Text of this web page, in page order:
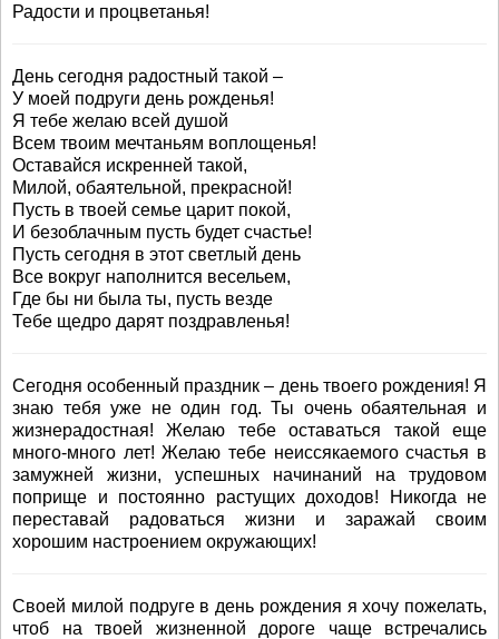
Радости и процветанья!
День сегодня радостный такой –
У моей подруги день рожденья!
Я тебе желаю всей душой
Всем твоим мечтаньям воплощенья!
Оставайся искренней такой,
Милой, обаятельной, прекрасной!
Пусть в твоей семье царит покой,
И безоблачным пусть будет счастье!
Пусть сегодня в этот светлый день
Все вокруг наполнится весельем,
Где бы ни была ты, пусть везде
Тебе щедро дарят поздравленья!
Сегодня особенный праздник – день твоего рождения! Я
знаю тебя уже не один год. Ты очень обаятельная и
жизнерадостная! Желаю тебе оставаться такой еще
много-много лет! Желаю тебе неиссякаемого счастья в
замужней жизни, успешных начинаний на трудовом
поприще и постоянно растущих доходов! Никогда не
переставай радоваться жизни и заражай своим
хорошим настроением окружающих!
Своей милой подруге в день рождения я хочу пожелать,
чтоб на твоей жизненной дороге чаще встречались